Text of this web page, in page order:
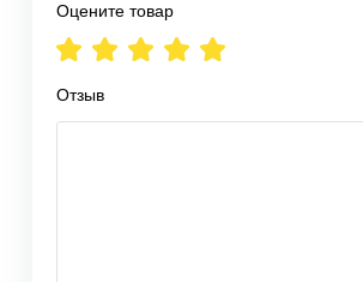
Оцените товар
Отзыв